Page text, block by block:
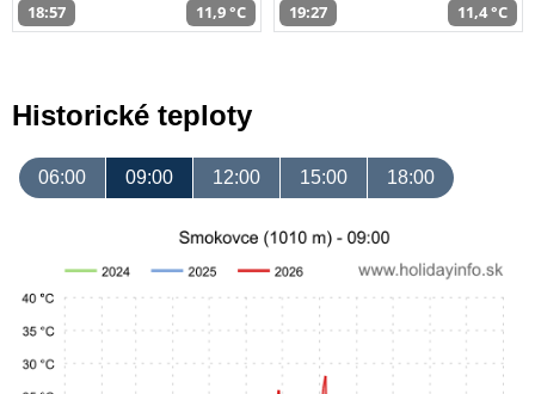
18:57 11,9 °C 19:27 11,4 °C
Historické teploty
06:00 09:00 12:00 15:00 18:00